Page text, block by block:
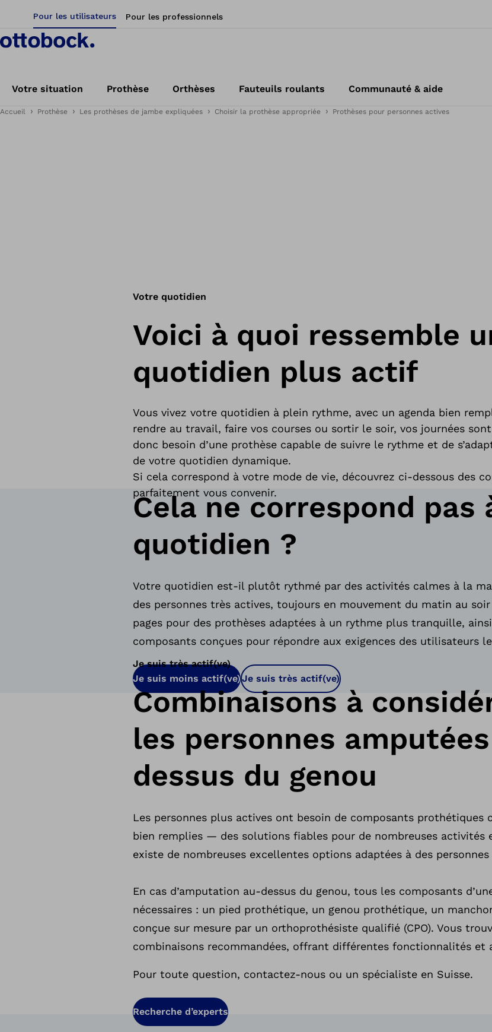
Pour les utilisateurs Pour les professionnels
Votre situation Prothèse Orthèses Fauteuils roulants Communauté & aide
Accueil Prothèse Les prothèses de jambe expliquées Choisir la prothèse appropriée Prothèses pour personnes actives
Votre quotidien
Voici à quoi ressemble
quotidien plus actif
Vous vivez votre quotidien à plein rythme, avec un agenda bien
rendre au travail, faire vos courses ou sortir le soir, vos journées
donc besoin d’une prothèse capable de suivre le rythme et de
de votre quotidien dynamique.
Si cela correspond à votre mode de vie, découvrez ci-dessous des
parfaitement vous convenir.
Cela ne correspond pas
quotidien ?
Votre quotidien est-il plutôt rythmé par des activités calmes à la
des personnes très actives, toujours en mouvement du matin au
pages pour des prothèses adaptées à un rythme plus tranquille,
composants conçues pour répondre aux exigences des utilisateurs
Je suis moins actif(ve)Je suis très actif(ve)
Je suis très actif(ve)
Combinaisons à
les personnes
dessus du genou
Les personnes plus actives ont besoin de composants prothétiques
bien remplies — des solutions fiables pour de nombreuses activités
existe de nombreuses excellentes options adaptées à des
En cas d’amputation au-dessus du genou, tous les composants
nécessaires : un pied prothétique, un genou prothétique, un
conçue sur mesure par un orthoprothésiste qualifié (CPO). Vous
combinaisons recommandées, offrant différentes fonctionnalités et
Pour toute question, contactez-nous ou un spécialiste en Suisse.
Recherche d’experts